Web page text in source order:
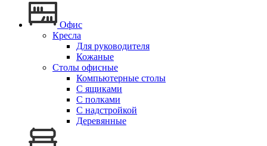
Офис
Кресла
Для руководителя
Кожаные
Столы офисные
Компьютерные столы
С ящиками
С полками
С надстройкой
Деревянные